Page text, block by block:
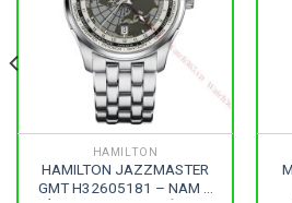
HAMILTON
HAMILTON JAZZMASTER
GMT H32605181 – NAM –